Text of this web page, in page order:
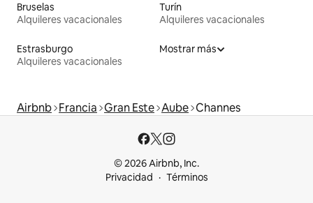
Bruselas
Alquileres vacacionales
Turín
Alquileres vacacionales
Estrasburgo
Alquileres vacacionales
Mostrar más
Airbnb Francia Gran Este Aube Channes
© 2026 Airbnb, Inc.
Privacidad
Términos